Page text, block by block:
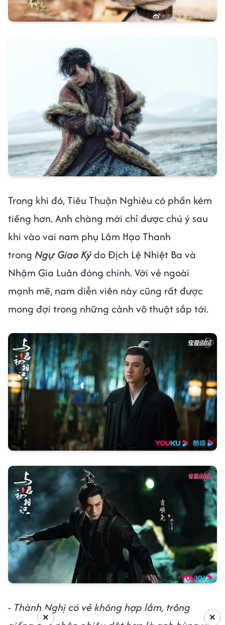
Trong khi đó, Tiêu Thuận Nghiêu có phần kém
tiếng hơn. Anh chàng mới chỉ được chú ý sau
khi vào vai nam phụ Lâm Hạo Thanh
trong Ngự Giao Kýdo Địch Lệ Nhiệt Ba và
Nhậm Gia Luân đóng chính. Với vẻ ngoài
mạnh mẽ, nam diễn viên này cũng rất được
mong đợi trong những cảnh võ thuật sắp tới.
- Thành Nghị có vẻ không hợp lắm, trông
×
×